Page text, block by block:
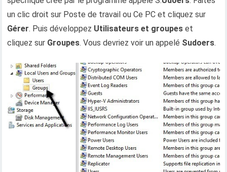
un clic droit sur Poste de travail ou Ce PC et cliquez sur
Gérer. Puis développez Utilisateurs et groupes et
cliquez sur Groupes. Vous devriez voir un appelé Sudoers.